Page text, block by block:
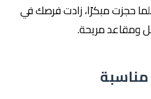
حجزت مبكرًا، زادت فرصك في
ومقاعد مريحة.
مناسبة